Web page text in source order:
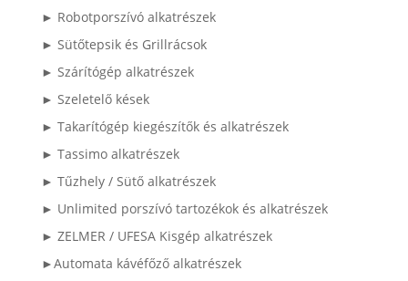
► Robotporszívó alkatrészek
► Sütőtepsik és Grillrácsok
► Szárítógép alkatrészek
► Szeletelő kések
► Takarítógép kiegészítők és alkatrészek
► Tassimo alkatrészek
► Tűzhely / Sütő alkatrészek
► Unlimited porszívó tartozékok és alkatrészek
► ZELMER / UFESA Kisgép alkatrészek
►Automata kávéfőző alkatrészek